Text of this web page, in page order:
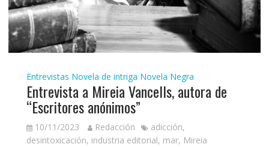
Entrevistas Novela de intriga Novela Negra
Entrevista a Mireia Vancells, autora de
“Escritores anónimos”
10/11/2023 Redacción adicción,
desintoxicación, industria editorial, mar, Mireia